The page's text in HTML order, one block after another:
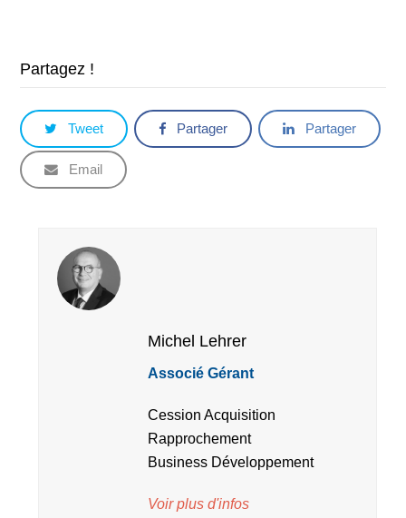
Partagez !
Tweet Partager Partager
Email
Michel Lehrer
Associé Gérant
Cession Acquisition
Rapprochement
Business Développement
Voir plus d'infos